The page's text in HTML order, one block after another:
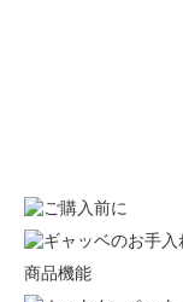
商品機能